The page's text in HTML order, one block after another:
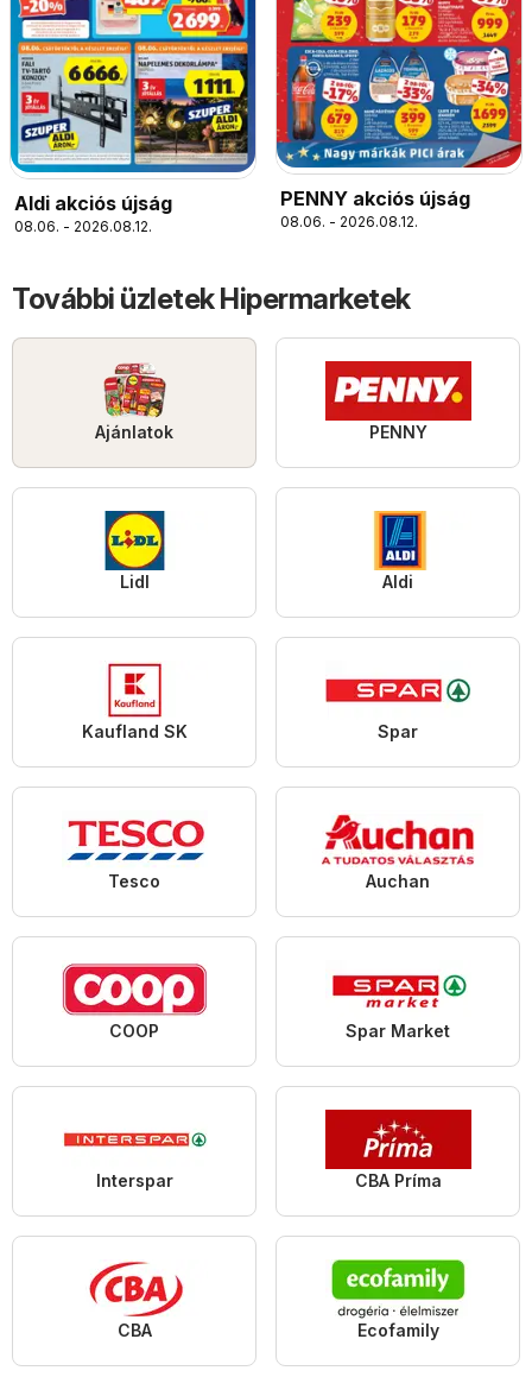
Aldi akciós újság
08.06. - 2026.08.12.
PENNY akciós újság
08.06. - 2026.08.12.
További üzletek Hipermarketek
Ajánlatok PENNY
Lidl Aldi
Kaufland SK Spar
Tesco Auchan
COOP Spar Market
Interspar CBA Príma
CBA Ecofamily